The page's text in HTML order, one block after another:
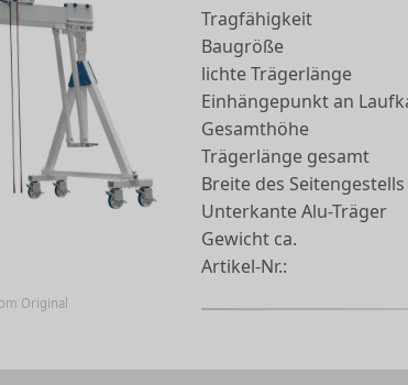
Original
Tragfähigkeit
Baugröße
lichte Trägerlänge
Einhängepunkt an
Gesamthöhe
Trägerlänge gesamt
Breite des Seitengestells
Unterkante Alu-Träger
Gewicht ca.
Artikel-Nr.: